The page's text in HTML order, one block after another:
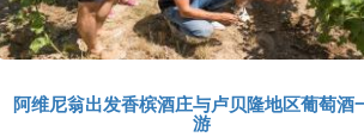
阿维尼翁出发香槟酒庄与卢贝隆地区葡萄酒
游